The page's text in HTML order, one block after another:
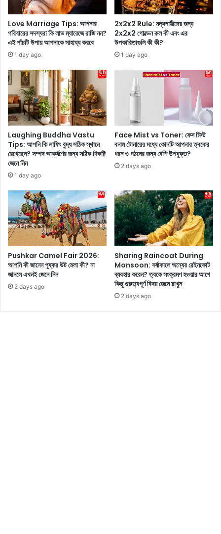
স্তা
য়
না
তে
চ
লে
ন
ম
ম
তা
ব
ন্দ্যো
পা
ধ্যা
,
রা
স
ম
নি
তে
ব
স
n
বি
নো
দ
জ
গ
তে
র
বা
ছা
ই
ক
খ
র
নি
য়ে
দে
খে
নি
ন
আ
Love Marriage Tips: আপনার
পরিবারের সদস্যরা কি লাভ ম্যারেজে রাজি নন?
এই পাঁচটি উপায় আপনাকে সাহায্য করবে
1 day ago
2x2x2 Rule: মদ্যপায়ীদের জন্য
2x2x2 গোল্ডেন রুল কী এবং এর
উপকারিতাগুলি কী কী?
1 day ago
Laughing Buddha Vastu
Tips: আপনি কি লাফিং বুদ্ধ সঠিক স্থানে
রেখেছেন? সম্পদ আকর্ষণের জন্য সঠিক দিকটি
জেনে নিন
1 day ago
Face Mist vs Toner: ফেস মিস্ট
বনাম টোনারের মধ্যে কোনটি আপনার ত্বকের
ধরন ও গঠনের জন্য বেশি উপযুক্ত?
2 days ago
Pushkar Camel Fair 2026:
আপনি কী জানেন পুষ্কর উট মেলা কী? না
জানলে এখনই জেনে নিন
2 days ago
Sharing Raincoat During
Monsoon: বর্ষাকালে অন্যের রেইনকোট
ব্যবহার করেন? ত্বকে সংক্রমণ হওয়ার আগে
কিছু গুরুত্বপূর্ণ বিষয় জেনে রাখুন
2 days ago